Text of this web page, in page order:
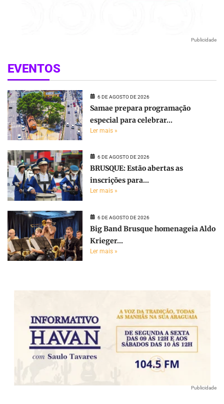
Publicidade
EVENTOS
6 DE AGOSTO DE 2026
Samae prepara programação
especial para celebrar...
Ler mais »
6 DE AGOSTO DE 2026
BRUSQUE: Estão abertas as
inscrições para...
Ler mais »
6 DE AGOSTO DE 2026
Big Band Brusque homenageia Aldo
Krieger...
Ler mais »
Publicidade